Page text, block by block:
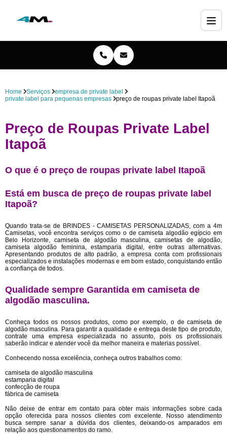
Home Serviços
empresa de private label
private label para pequenas empresas
preço de roupas private label Itapoã
Preço de Roupas Private Label
Itapoã
O que é o preço de roupas private label Itapoã
Está em busca de preço de roupas private label
Itapoã?
Quando trata-se de BRINDES - CAMISETAS PERSONALIZADAS, com a 4m
Camisetas, você encontra serviços como o de camiseta algodão egípcio em
Belo Horizonte, camiseta de algodão masculina, camisetas de algodão,
camiseta algodão feminina, estamparia digital, entre outras alternativas.
Apresentando produtos de alto padrão, a empresa conta com profissionais
especializados e instalações modernas e em bom estado, conquistando então
a confiança de todos.
Qualidade sempre Garantida em camiseta de
algodão masculina.
Conheça todos os nossos produtos, como por exemplo, o de camiseta de
algodão masculina. Para garantir a qualidade e entrega deste tipo de produto,
contrate uma empresa especializada no assunto, pois os profissionais
saberão indicar e atender você da melhor maneira e materias possível.
Conhecendo nossa excelência, conheça outros trabalhos como:
camiseta de algodão masculina
estamparia digital
confecção de roupa
fábrica de camiseta
Não deixe de entrar em contato para obter mais informações sobre cada
opção oferecida para nossos clientes com excelente. Nosso atendimento
busca sempre sanar a dúvida dos clientes, deixando-os amparados em
relação aos questionamentos do ramo.